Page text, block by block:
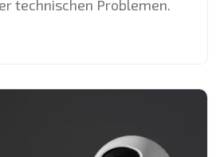
technischen Problemen.